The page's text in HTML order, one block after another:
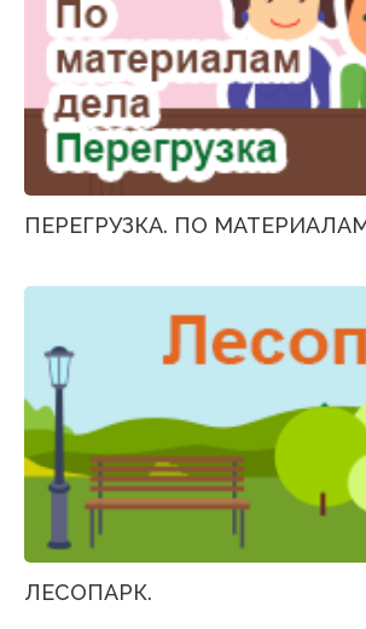
ПЕРЕГРУЗКА. ПО
ЛЕСОПАРК.